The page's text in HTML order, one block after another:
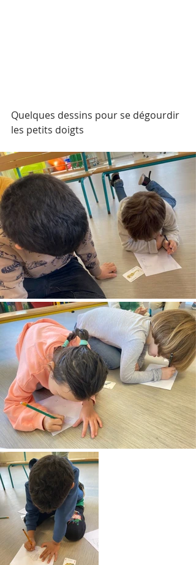
Quelques dessins pour se dégourdir
les petits doigts